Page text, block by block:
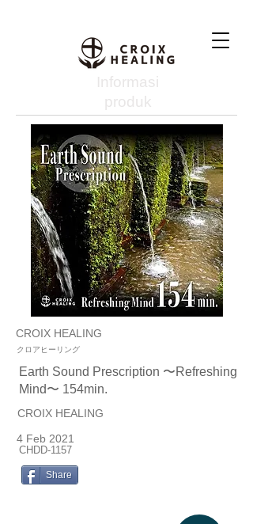
Informasi
produk
CROIX HEALING
クロアヒーリング
Earth Sound Prescription 〜Refreshing
Mind〜 154min.
CROIX HEALING
4 Feb 2021
CHDD-1157
Share